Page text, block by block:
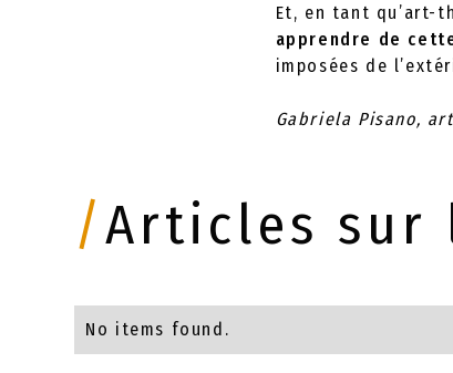
Et, en tant qu’art-
apprendre de
imposées de
Gabriela Pisano,
/Articles sur
No items found.